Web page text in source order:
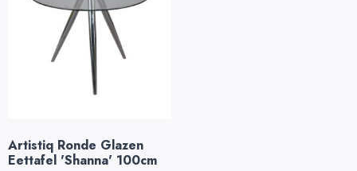
Artistiq Ronde Glazen
Eettafel 'Shanna' 100cm